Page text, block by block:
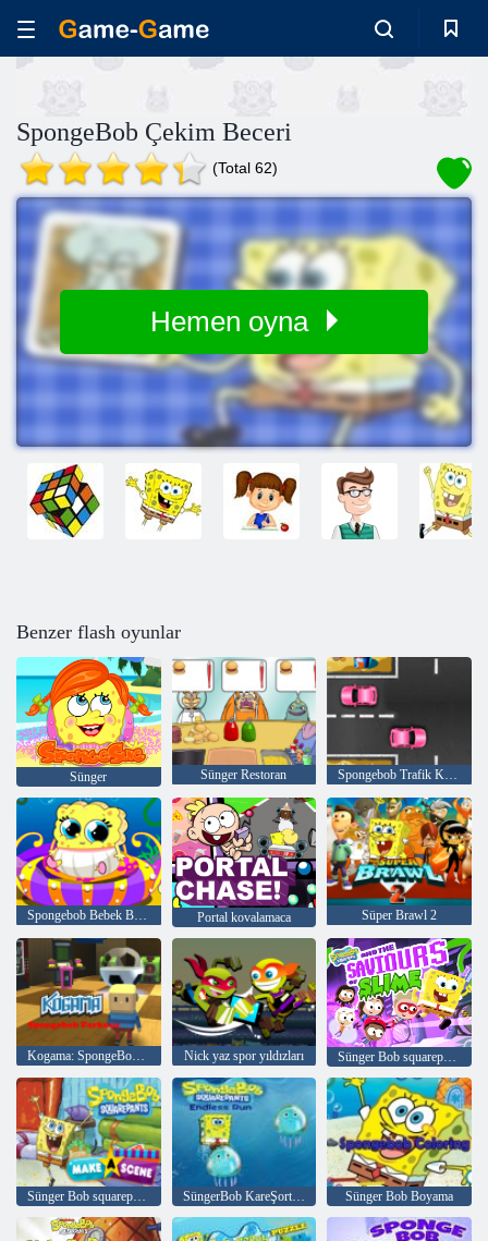
SpongeBob Çekim Beceri
(Total 62)
Hemen oyna
Benzer flash oyunlar
Sünger Sünger Restoran Spongebob Trafik Kaosu
Spongebob Bebek Bakımı Portal kovalamaca Süper Brawl 2
Kogama: SpongeBob Parkour Nick yaz spor yıldızları Sünger Bob squarepants Ve slime kurtarıcılar
Sünger Bob squarepants bir sahne yapmak SüngerBob KareŞort Sonsuz Koşu Sünger Bob Boyama